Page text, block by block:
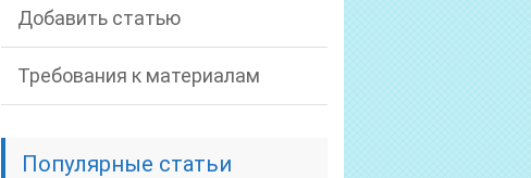
Добавить статью
Требования к материалам
Популярные статьи